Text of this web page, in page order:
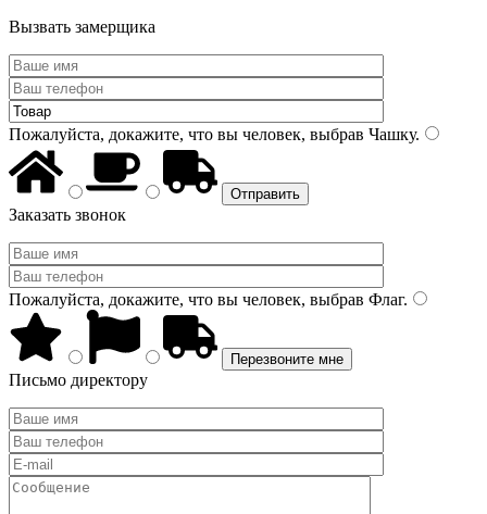
Вызвать замерщика
Пожалуйста, докажите, что вы человек, выбрав Чашку.
Заказать звонок
Пожалуйста, докажите, что вы человек, выбрав Флаг.
Письмо директору